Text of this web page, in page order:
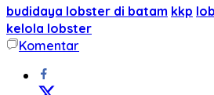
budidaya lobster di batam kkp
kelola lobster
Komentar